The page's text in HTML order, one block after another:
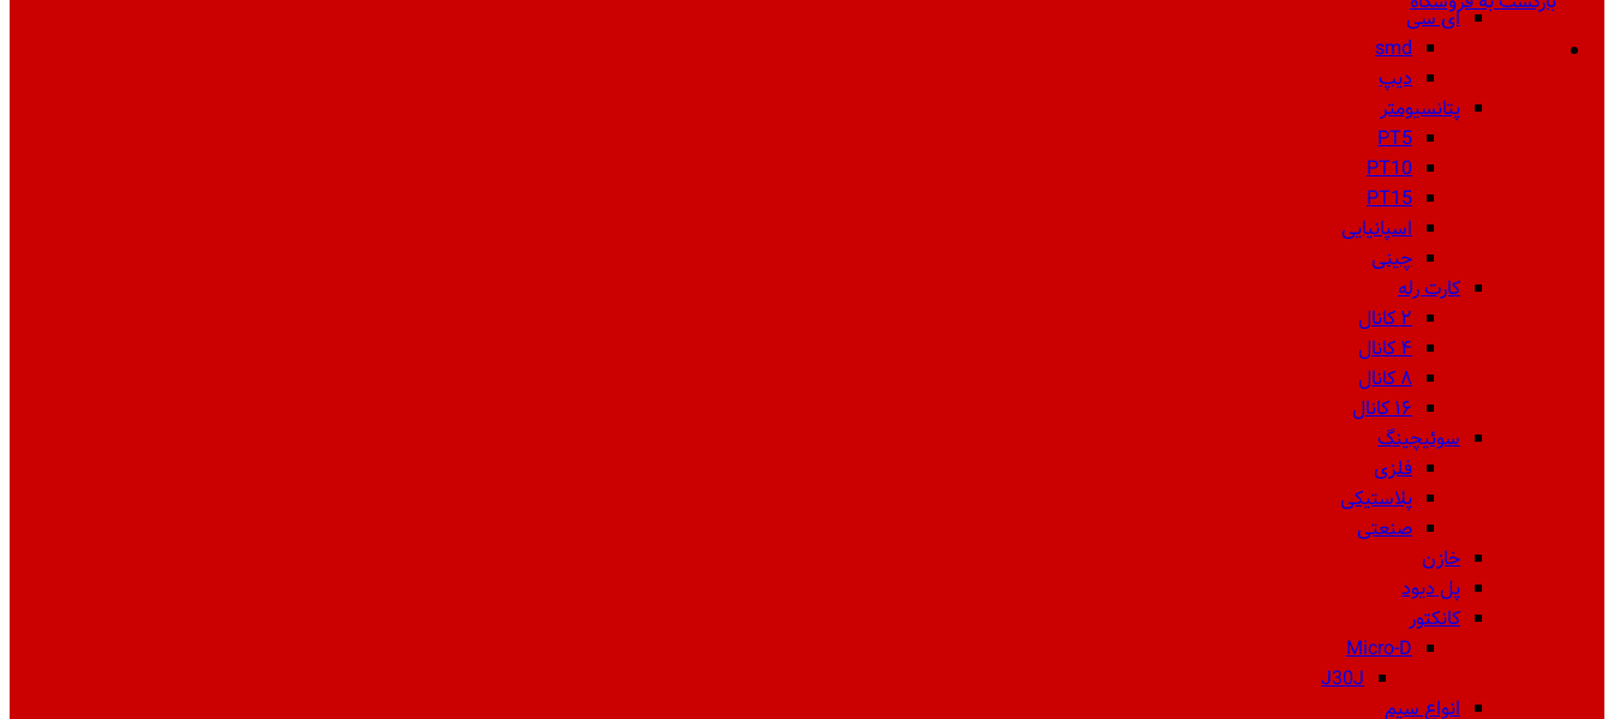
ای سی
smd
دیپ
پتانسیومتر
PT5
PT10
PT15
اسپانیایی
چینی
کارت رله
۲ کانال
۴ کانال
۸ کانال
۱۶ کانال
سوئیچینگ
فلزی
پلاستیکی
صنعتی
خازن
پل دیود
کانکتور
Micro-D
J30J
انواع سیم